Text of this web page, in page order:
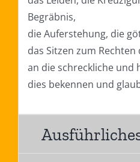
Begräbnis,
die Auferstehung, die
das Sitzen zum Rechten
an die schreckliche und
dies bekennen und